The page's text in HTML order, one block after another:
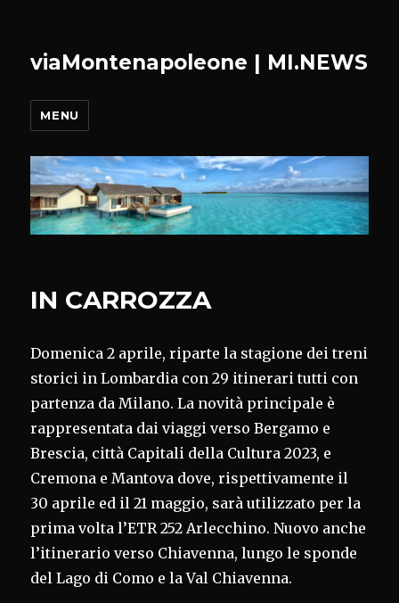
viaMontenapoleone | MI.NEWS
MENU
IN CARROZZA
Domenica 2 aprile, riparte la stagione dei treni
storici in Lombardia con 29 itinerari tutti con
partenza da Milano. La novità principale è
rappresentata dai viaggi verso Bergamo e
Brescia, città Capitali della Cultura 2023, e
Cremona e Mantova dove, rispettivamente il
30 aprile ed il 21 maggio, sarà utilizzato per la
prima volta l’ETR 252 Arlecchino. Nuovo anche
l’itinerario verso Chiavenna, lungo le sponde
del Lago di Como e la Val Chiavenna.